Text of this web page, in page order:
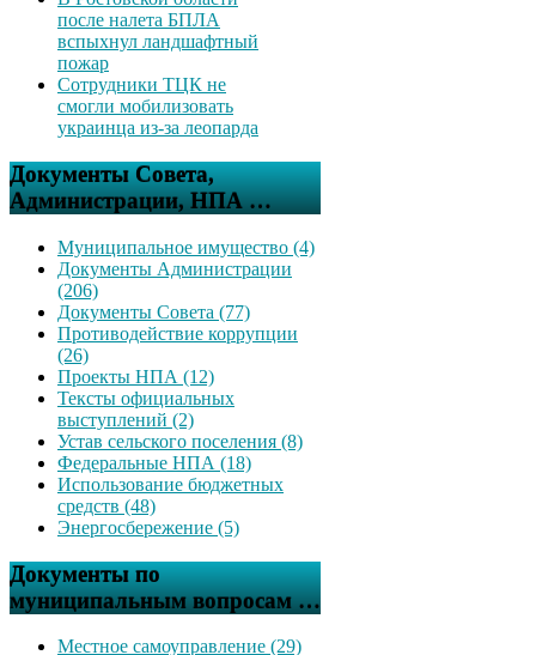
после налета БПЛА
вспыхнул ландшафтный
пожар
Сотрудники ТЦК не
смогли мобилизовать
украинца из-за леопарда
Документы Совета,
Администрации, НПА …
Муниципальное имущество (4)
Документы Администрации
(206)
Документы Совета (77)
Противодействие коррупции
(26)
Проекты НПА (12)
Тексты официальных
выступлений (2)
Устав сельского поселения (8)
Федеральные НПА (18)
Использование бюджетных
средств (48)
Энергосбережение (5)
Документы по
муниципальным вопросам …
Местное самоуправление (29)